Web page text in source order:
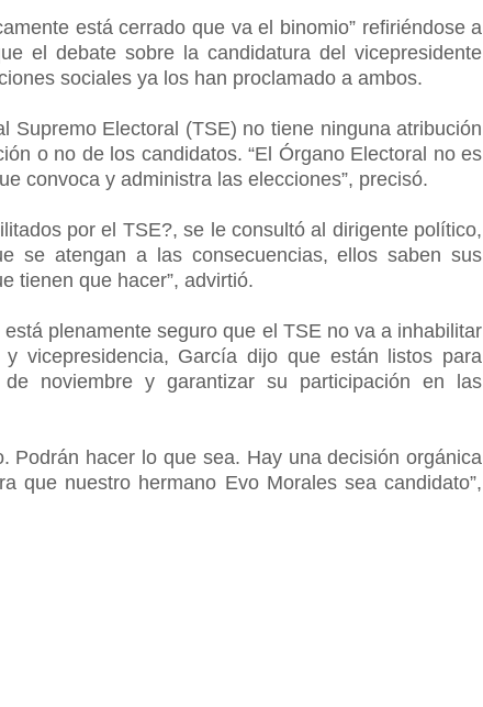
está cerrado que va el binomio” refiriéndose a
el debate sobre la candidatura del vicepresidente
sociales ya los han proclamado a ambos.
Supremo Electoral (TSE) no tiene ninguna atribución
o no de los candidatos. “El Órgano Electoral no es
convoca y administra las elecciones”, precisó.
por el TSE?, se le consultó al dirigente político,
se atengan a las consecuencias, ellos saben sus
tienen que hacer”, advirtió.
plenamente seguro que el TSE no va a inhabilitar
vicepresidencia, García dijo que están listos para
noviembre y garantizar su participación en las
Podrán hacer lo que sea. Hay una decisión orgánica
que nuestro hermano Evo Morales sea candidato”,